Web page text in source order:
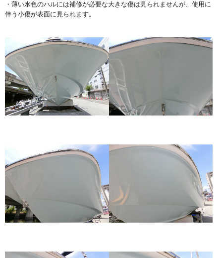
・薄い水色のハルには補修が必要な大きな傷は見られませんが、使用に
伴う小傷が表面に見られます。